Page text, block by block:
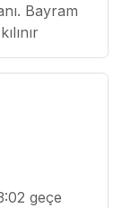
Bayram
geçe